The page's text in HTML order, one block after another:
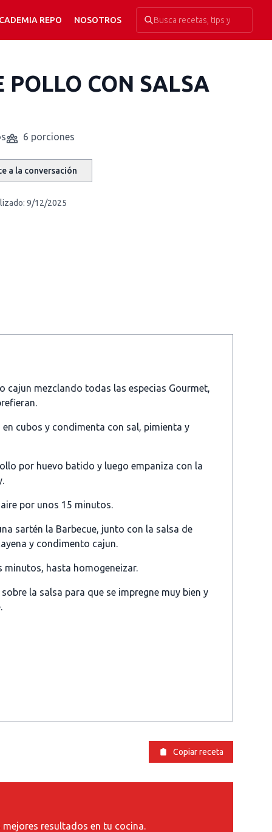
REPO NOSOTROS
POLLO CON SALSA
6 porciones
a la conversación
9/12/2025
cajun mezclando todas las especias Gourmet,
cubos y condimenta con sal, pimienta y
por huevo batido y luego empaniza con la
por unos 15 minutos.
sartén la Barbecue, junto con la salsa de
y condimento cajun.
minutos, hasta homogeneizar.
la salsa para que se impregne muy bien y
Copiar receta
resultados en tu cocina.